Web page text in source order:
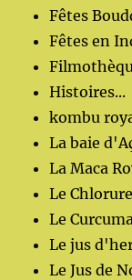
Fêtes
Fêtes en
Histoires...
kombu
La baie
La Maca
Le
Le Curcuma
Le jus
Le Jus de